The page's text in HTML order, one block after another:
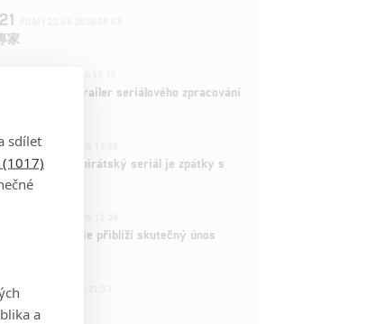
家
Potter: První trailer seriálového zpracování
ČLÁNEK | 15.03.2026 14:56
Oblíbený pirátský seriál je zpátky s
epizodami
dramatická série přiblíží skutečný únos
| 15.02.2026 21:37
Sandler
sdílet
a